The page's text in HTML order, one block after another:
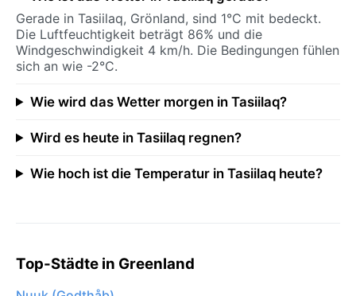
Gerade in Tasiilaq, Grönland, sind 1°C mit bedeckt.
Die Luftfeuchtigkeit beträgt 86% und die
Windgeschwindigkeit 4 km/h. Die Bedingungen fühlen
sich an wie -2°C.
Wie wird das Wetter morgen in Tasiilaq?
Wird es heute in Tasiilaq regnen?
Wie hoch ist die Temperatur in Tasiilaq heute?
Top-Städte in Greenland